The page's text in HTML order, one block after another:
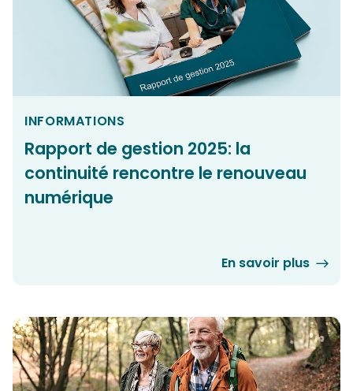
INFORMATIONS
Rapport de gestion 2025: la
continuité rencontre le renouveau
numérique
En savoir plus